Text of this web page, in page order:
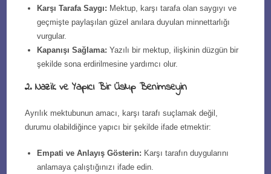
Karşı Tarafa Saygı: Mektup, karşı tarafa olan saygıyı ve
geçmişte paylaşılan güzel anılara duyulan minnettarlığı
vurgular.
Kapanışı Sağlama: Yazılı bir mektup, ilişkinin düzgün bir
şekilde sona erdirilmesine yardımcı olur.
2. Nazik ve Yapıcı Bir Üslup Benimseyin
Ayrılık mektubunun amacı, karşı tarafı suçlamak değil,
durumu olabildiğince yapıcı bir şekilde ifade etmektir:
Empati ve Anlayış Gösterin: Karşı tarafın duygularını
anlamaya çalıştığınızı ifade edin.